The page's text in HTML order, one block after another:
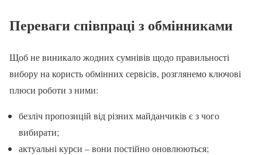
Переваги співпраці з обмінниками
Щоб не виникало жодних сумнівів щодо правильності
вибору на користь обмінних сервісів, розглянемо ключові
плюси роботи з ними:
безліч пропозицій від різних майданчиків є з чого
вибирати;
актуальні курси – вони постійно оновлюються;